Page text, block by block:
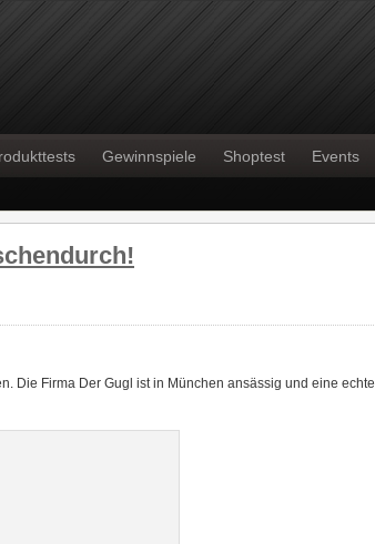
Gewinnspiele Shoptest Events
Die Firma Der Gugl ist in München ansässig und eine echte